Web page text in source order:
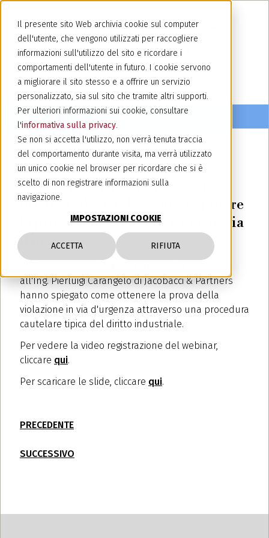
Il presente sito Web archivia cookie sul computer
dell'utente, che vengono utilizzati per raccogliere
informazioni sull'utilizzo del sito e ricordare i
comportamenti dell'utente in futuro. I cookie servono
a migliorare il sito stesso e a offrire un servizio
personalizzato, sia sul sito che tramite altri supporti.
Per ulteriori informazioni sui cookie, consultare
l'informativa sulla privacy.
Se non si accetta l'utilizzo, non verrà tenuta traccia
del comportamento durante visita, ma verrà utilizzato
un unico cookie nel browser per ricordare che si è
scelto di non registrare informazioni sulla
navigazione.
IMPOSTAZIONI COOKIE
ACCETTA RIFIUTA
28 aprile 2022
Webinar: "La descrizione nel
diritto industriale: come acquisire
la prova della contraffazione in via
d'urgenza"
all'Ing. Pierluigi Carangelo di Jacobacci & Partners
hanno spiegato come ottenere la prova della
violazione in via d'urgenza attraverso una procedura
cautelare tipica del diritto industriale.
Per vedere la video registrazione del webinar,
cliccare qui.
Per scaricare le slide, cliccare qui.
PRECEDENTE
SUCCESSIVO